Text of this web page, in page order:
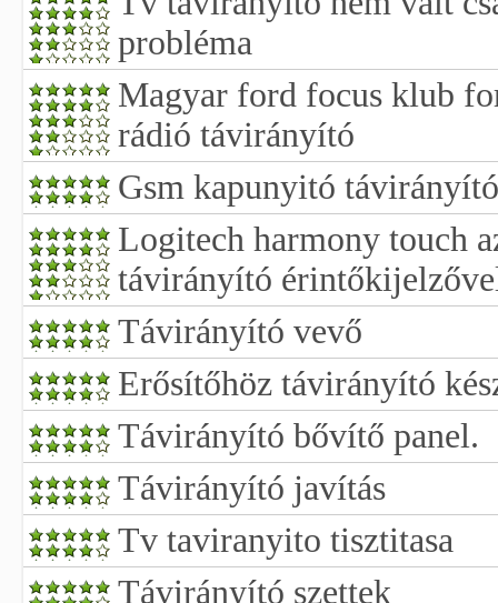
probléma
Magyar ford focus klub
rádió távirányító
Gsm kapunyitó távirányító
Logitech harmony touch
távirányító
Távirányító vevő
Erősítőhöz távirányító
Távirányító bővítő panel.
Távirányító javítás
Tv taviranyito tisztitasa
Távirányító szettek